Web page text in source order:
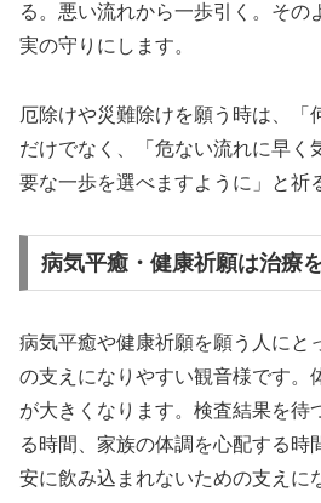
る。悪い流れから一歩引く。その
実の守りにします。
厄除けや災難除けを願う時は、「
だけでなく、「危ない流れに早く
要な一歩を選べますように」と祈
病気平癒・健康祈願は治療
病気平癒や健康祈願を願う人にと
の支えになりやすい観音様です。
が大きくなります。検査結果を待
る時間、家族の体調を心配する時
安に飲み込まれないための支えに